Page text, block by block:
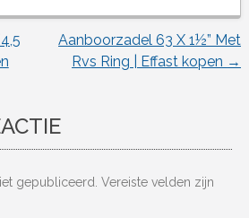
Aanboorzadel 63 X 1½” Met
Rvs Ring | Effast kopen →
gepubliceerd. Vereiste velden zijn